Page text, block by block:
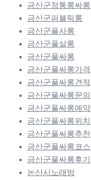
금산군정통룸싸롱
금산군퍼블릭룸
금산군풀사롱
금산군풀살롱
금산군풀싸롱
금산군풀싸롱가격
금산군풀싸롱견적
금산군풀싸롱문의
금산군풀싸롱예약
금산군풀싸롱위치
금산군풀싸롱추천
금산군풀싸롱코스
금산군풀싸롱후기
논산시노래방